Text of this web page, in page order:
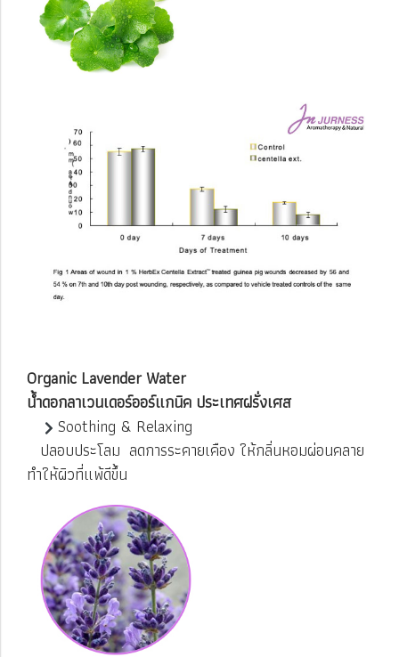
Organic Lavender Water
น้ำดอกลาเวนเดอร์ออร์แกนิค ประเทศฝรั่งเศส
Soothing & Relaxing
ปลอบประโลม ลดการระคายเคือง ให้กลิ่นหอมผ่อนคลาย
ทำให้ผิวที่แพ้ดีขึ้น